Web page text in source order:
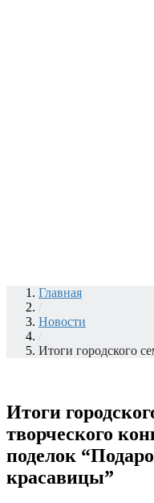
Главная
/
Новости
/
Итоги городского
Итоги
творческого
поделок
красавицы”